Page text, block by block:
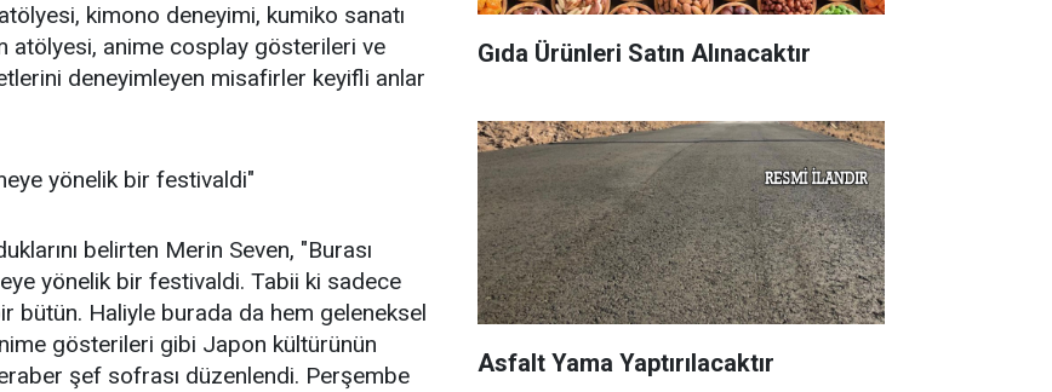
kimono deneyimi, kumiko sanatı
atölyesi, anime cosplay gösterileri ve
deneyimleyen misafirler keyifli anlar
yönelik bir festivaldi"
belirten Merin Seven, "Burası
yönelik bir festivaldi. Tabii ki sadece
bütün. Haliyle burada da hem geleneksel
gösterileri gibi Japon kültürünün
şef sofrası düzenlendi. Perşembe
Gıda Ürünleri Satın Alınacaktır
Asfalt Yama Yaptırılacaktır